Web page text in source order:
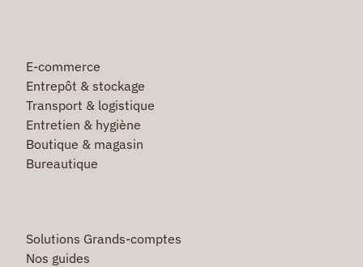
E-commerce
Entrepôt & stockage
Transport & logistique
Entretien & hygiène
Boutique & magasin
Bureautique
Solutions Grands-comptes
Nos guides